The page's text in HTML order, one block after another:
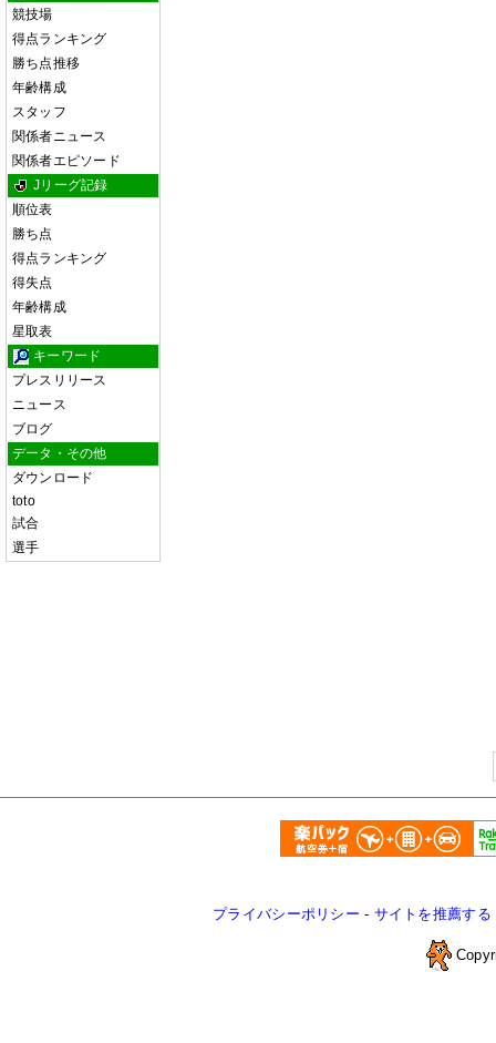
競技場
得点ランキング
勝ち点推移
年齢構成
スタッフ
関係者ニュース
関係者エピソード
Jリーグ記録
順位表
勝ち点
得点ランキング
得失点
年齢構成
星取表
キーワード
プレスリリース
ニュース
ブログ
データ・その他
ダウンロード
toto
試合
選手
プライバシーポリシー - サイトを推薦する